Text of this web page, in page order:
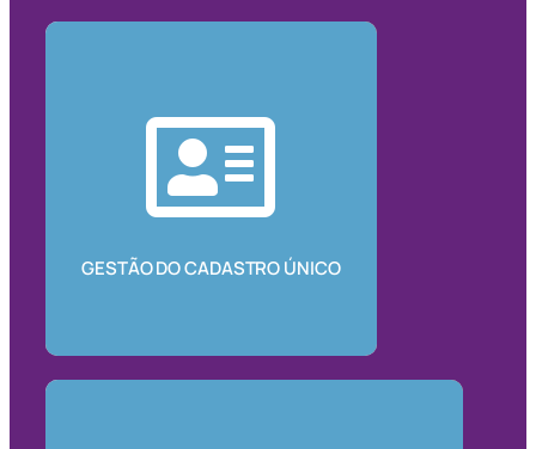
GESTÃO DO CADASTRO ÚNICO